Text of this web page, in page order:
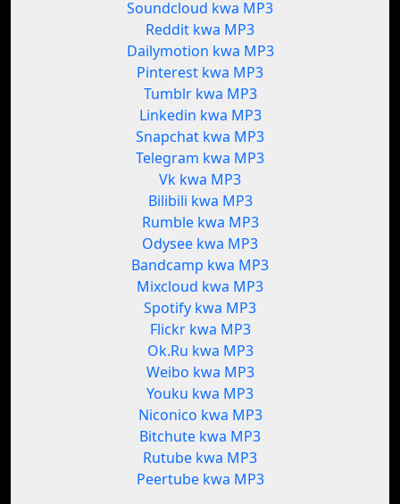
Soundcloud kwa MP3
Reddit kwa MP3
Dailymotion kwa MP3
Pinterest kwa MP3
Tumblr kwa MP3
Linkedin kwa MP3
Snapchat kwa MP3
Telegram kwa MP3
Vk kwa MP3
Bilibili kwa MP3
Rumble kwa MP3
Odysee kwa MP3
Bandcamp kwa MP3
Mixcloud kwa MP3
Spotify kwa MP3
Flickr kwa MP3
Ok.Ru kwa MP3
Weibo kwa MP3
Youku kwa MP3
Niconico kwa MP3
Bitchute kwa MP3
Rutube kwa MP3
Peertube kwa MP3